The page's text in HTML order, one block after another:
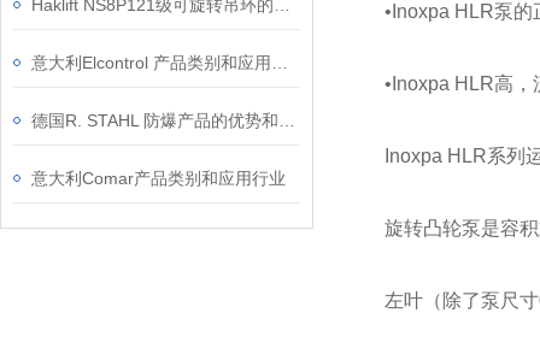
意大利Comar产品类别和应用行业
•Inoxpa HLR泵
•Inoxpa HLR高
Inoxpa HLR系列
旋转凸轮泵是容
左叶（除了泵尺